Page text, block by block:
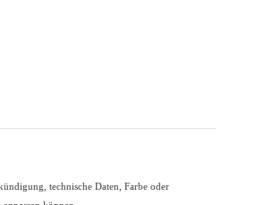
technische Daten, Farbe oder